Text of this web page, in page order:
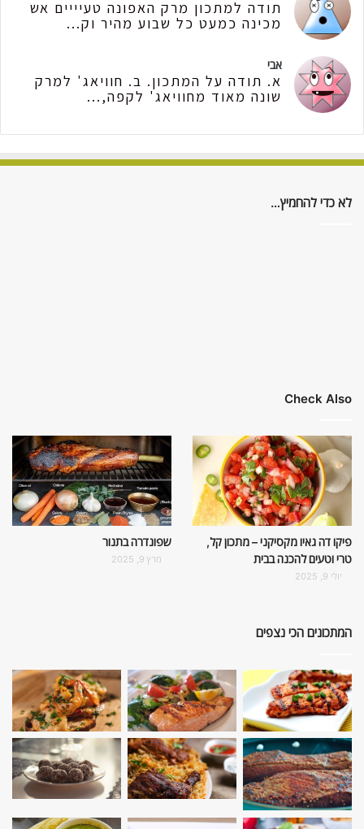
תודה למתכון מרק האפונה טעיייים אש
מכינה כמעט כל שבוע מהיר וק...
אבי
א. תודה על המתכון. ב. חוויאג' למרק
שונה מאוד מחוויאג' לקפה,...
לא כדי להחמיץ…
Check Also
פיקו דה גאיו מקסיקני – מתכון קל,
טרי וטעים להכנה בבית
יולי 9, 2025
שפונדרה בתנור
מרץ 9, 2025
המתכונים הכי נצפים